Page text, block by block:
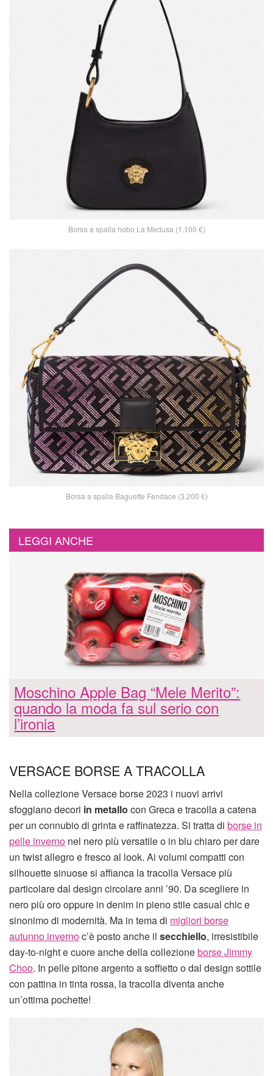
Borsa a spalla hobo La Medusa (1.100 €)
Borsa a spalla Baguette Fendace (3.200 €)
LEGGI ANCHE
Moschino Apple Bag “Mele Merito”:
quando la moda fa sul serio con
l’ironia
VERSACE BORSE A TRACOLLA
Nella collezione Versace borse 2023 i nuovi arrivi
sfoggiano decori in metallo con Greca e tracolla a catena
per un connubio di grinta e raffinatezza. Si tratta di borse in
pelle inverno nel nero più versatile o in blu chiaro per dare
un twist allegro e fresco al look. Ai volumi compatti con
silhouette sinuose si affianca la tracolla Versace più
particolare dal design circolare anni ’90. Da scegliere in
nero più oro oppure in denim in pieno stile casual chic e
sinonimo di modernità. Ma in tema di migliori borse
autunno invernoc’è posto anche il secchiello, irresistibile
day-to-night e cuore anche della collezioneborse Jimmy
Choo. In pelle pitone argento a soffietto o dal design sottile
con pattina in tinta rossa, la tracolla diventa anche
un’ottima pochette!